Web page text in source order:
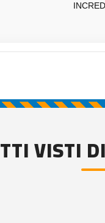
VISTI